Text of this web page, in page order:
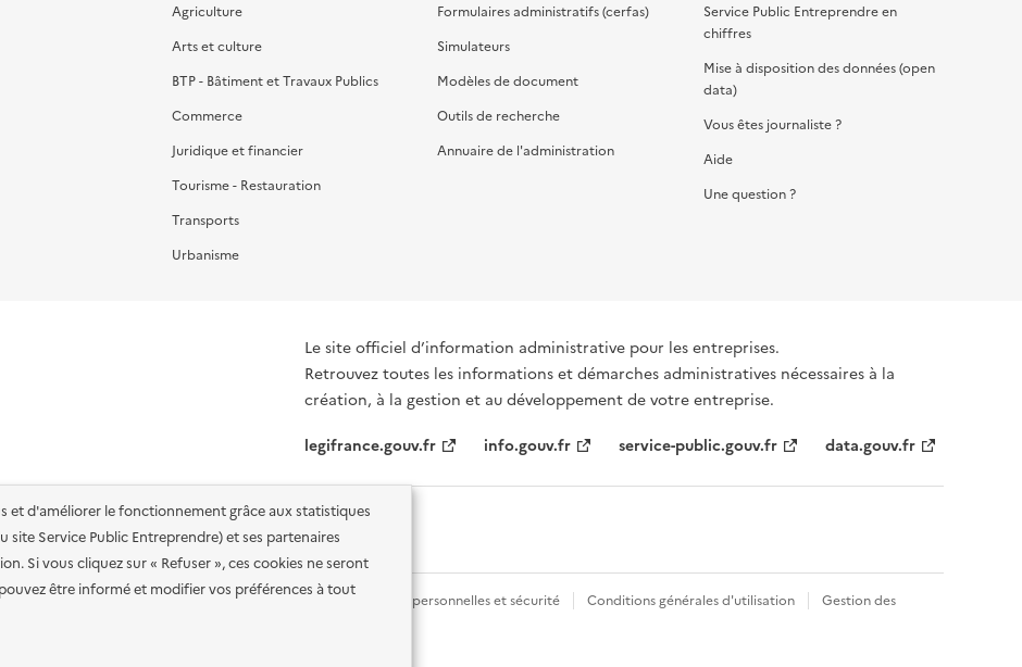
et d'améliorer le fonctionnement grâce aux statistiques
site Service Public Entreprendre) et ses partenaires
Si vous cliquez sur « Refuser », ces cookies ne seront
être informé et modifier vos préférences à tout
Agriculture
Arts et culture
BTP - Bâtiment et Travaux Publics
Commerce
Juridique et financier
Tourisme - Restauration
Transports
Urbanisme
Formulaires administratifs (cerfas)
Simulateurs
Modèles de document
Outils de recherche
Annuaire de l'administration
Service Public Entreprendre en
chiffres
Mise à disposition des données (open
data)
Vous êtes journaliste ?
Aide
Une question ?
Le site officiel d’information administrative pour les entreprises.
Retrouvez toutes les informations et démarches administratives nécessaires à la
création, à la gestion et au développement de votre entreprise.
legifrance.gouv.fr
info.gouv.fr service-public.gouv.fr data.gouv.fr
des services en ligne Mentions légales Données personnelles et sécurité Conditions générales d'utilisation
Gestion des